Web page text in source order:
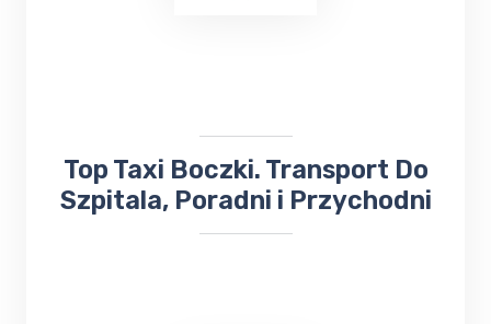
​Top Taxi Boczki. Transport Do
Szpitala, Poradni i Przychodni